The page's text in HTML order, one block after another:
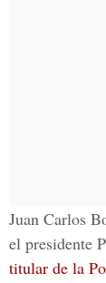
Juan Carlos
el presidente
titular de la